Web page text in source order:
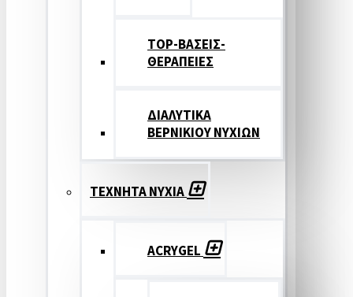
TOP-ΒΑΣΕΙΣ-
ΘΕΡΑΠΕΙΕΣ
ΔΙΑΛΥΤΙΚΑ
ΒΕΡΝΙΚΙΟΥ ΝΥΧΙΩΝ
ΤΕΧΝΗΤΑ ΝΥΧΙΑ
ACRYGEL